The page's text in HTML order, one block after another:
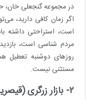
در مجموعه گنجعلی خان،
اگر زمان کافی دارید،
است، استراحتی داشته
مردم شناسی است،
روزهای دوشنبه تعطیل
مستثنی نیست.
۲- بازار زرگری (قیصریه)